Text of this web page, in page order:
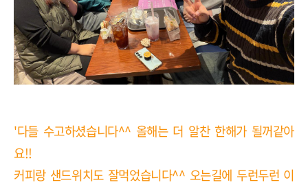
'다들 수고하셨습니다^^ 올해는 더 알찬 한해가 될꺼같아
요!!
커피랑 샌드위치도 잘먹었습니다^^ 오는길에 두런두런 이